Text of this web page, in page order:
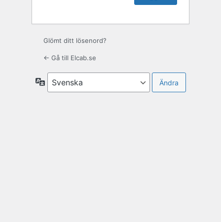
Glömt ditt lösenord?
← Gå till Elcab.se
Språk